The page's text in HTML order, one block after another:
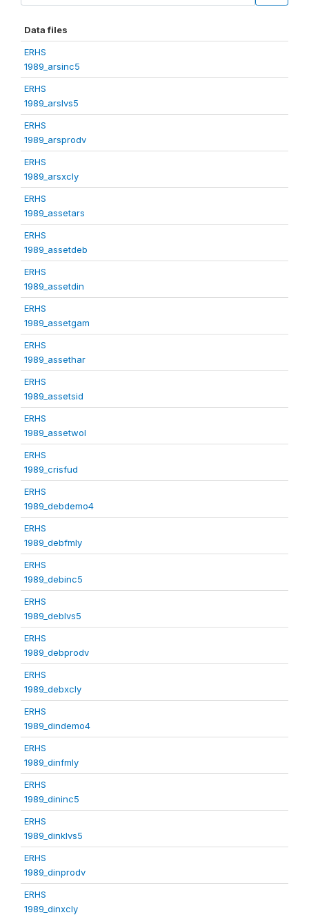
Data files
ERHS
1989_arsinc5
ERHS
1989_arslvs5
ERHS
1989_arsprodv
ERHS
1989_arsxcly
ERHS
1989_assetars
ERHS
1989_assetdeb
ERHS
1989_assetdin
ERHS
1989_assetgam
ERHS
1989_assethar
ERHS
1989_assetsid
ERHS
1989_assetwol
ERHS
1989_crisfud
ERHS
1989_debdemo4
ERHS
1989_debfmly
ERHS
1989_debinc5
ERHS
1989_deblvs5
ERHS
1989_debprodv
ERHS
1989_debxcly
ERHS
1989_dindemo4
ERHS
1989_dinfmly
ERHS
1989_dininc5
ERHS
1989_dinklvs5
ERHS
1989_dinprodv
ERHS
1989_dinxcly